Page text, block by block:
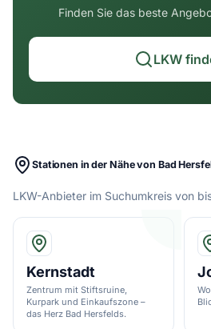
Finden Sie das beste
LKW
Stationen in der Nähe von Bad
LKW-Anbieter im Suchumkreis von
Kernstadt
Zentrum mit Stiftsruine,
Kurpark und Einkaufszone –
das Herz Bad Hersfelds.